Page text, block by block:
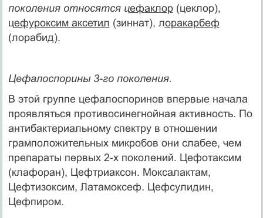
поколения относятся цефаклор(цеклор),
цефуроксим аксетил (зиннат), лоракарбеф
(лорабид).
Цефалоспорины 3-го поколения.
В этой группе цефалоспоринов впервые начала
проявляться противосинегнойная активность. По
антибактериальному спектру в отношении
грамположительных микробов они слабее, чем
препараты первых 2-х поколений. Цефотаксим
(клафоран), Цефтриаксон. Моксалактам,
Цефтизоксим, Латамоксеф. Цефсулидин,
Цефпиром.